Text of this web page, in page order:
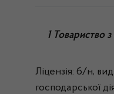
1
Ліцензія: б/н,
господарської